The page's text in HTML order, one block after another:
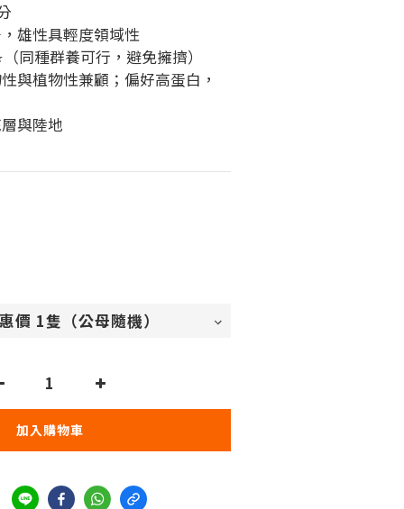
雄性具輕度領域性
（同種群養可行，避免擁擠）
與植物性兼顧；偏好高蛋白，
與陸地
加入購物車